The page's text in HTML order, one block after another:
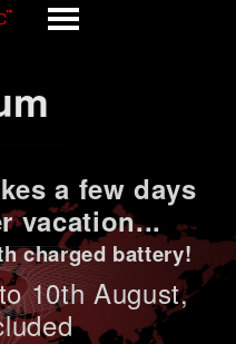
a few days
vacation...
charged battery!
10th August,